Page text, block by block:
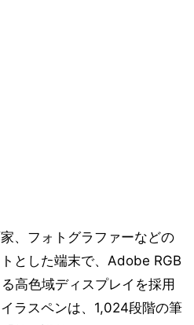
、フォトグラファーなどの
とした端末で、Adobe RGB
高色域ディスプレイを採用
ラスペンは、1,024段階の筆